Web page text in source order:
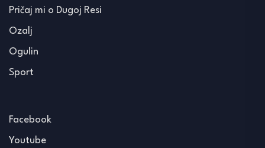
Pričaj mi o Dugoj Resi
Ozalj
Ogulin
Sport
Facebook
Youtube